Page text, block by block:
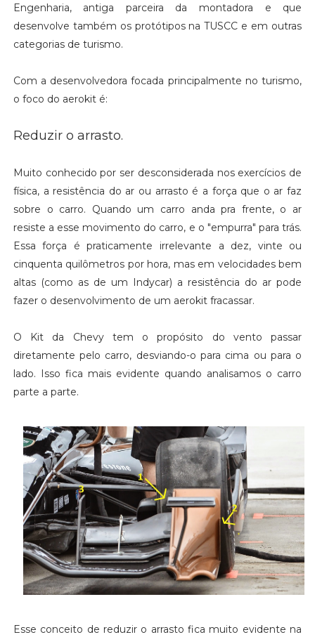
Engenharia, antiga parceira da montadora e que
desenvolve também os protótipos na TUSCC e em outras
categorias de turismo.
Com a desenvolvedora focada principalmente no turismo,
o foco do aerokit é:
Reduzir o arrasto.
Muito conhecido por ser desconsiderada nos exercícios de
física, a resistência do ar ou arrasto é a força que o ar faz
sobre o carro. Quando um carro anda pra frente, o ar
resiste a esse movimento do carro, e o "empurra" para trás.
Essa força é praticamente irrelevante a dez, vinte ou
cinquenta quilômetros por hora, mas em velocidades bem
altas (como as de um Indycar) a resistência do ar pode
fazer o desenvolvimento de um aerokit fracassar.
O Kit da Chevy tem o propósito do vento passar
diretamente pelo carro, desviando-o para cima ou para o
lado. Isso fica mais evidente quando analisamos o carro
parte a parte.
Esse conceito de reduzir o arrasto fica muito evidente na